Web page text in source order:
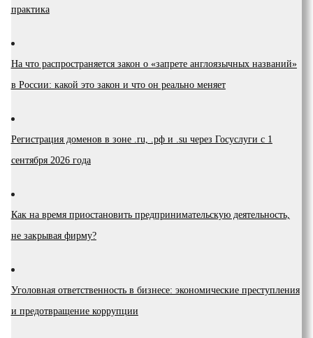
практика
На что распространяется закон о «запрете англоязычных названий»
в России: какой это закон и что он реально меняет
Регистрация доменов в зоне .ru, .рф и .su через Госуслуги с 1
сентября 2026 года
Как на время приостановить предпринимательскую деятельность,
не закрывая фирму?
Уголовная ответственность в бизнесе: экономические преступления
и предотвращение коррупции